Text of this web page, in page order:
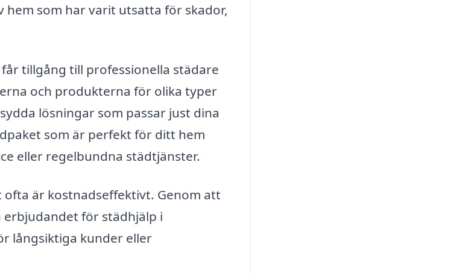
hem som har varit utsatta för skador,
tillgång till professionella städare
och produkterna för olika typer
lösningar som passar just dina
som är perfekt för ditt hem
eller regelbundna städtjänster.
är kostnadseffektivt. Genom att
för städhjälp i
långsiktiga kunder eller